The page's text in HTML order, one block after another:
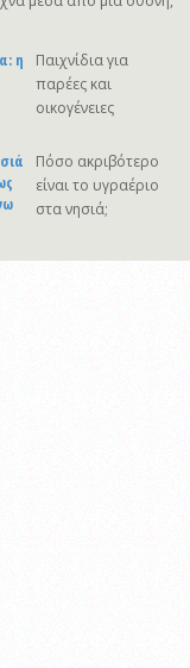
η
Παιχνίδια για
παρέες και
οικογένειες
Πόσο ακριβότερο
είναι το υγραέριο
στα νησιά;